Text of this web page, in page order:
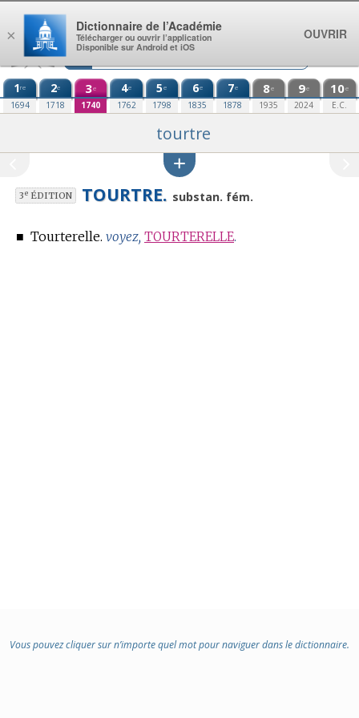
Aller au contenu
1re
1694
2e
1718
3e
1740
4e
1762
5e
1798
6e
1835
7e
1878
8e
1935
9e
2024
10e
E.C.
tourtre
3eÉDITION TOURTRE. substan. fém.
■ Tourterelle. voyez, TOURTERELLE.
Vous pouvez cliquer sur n’importe quel mot pour naviguer dans le dictionnaire.
×
Dictionnaire de l’Académie
Télécharger ou ouvrir l’application
Disponible sur Android et iOS
OUVRIR